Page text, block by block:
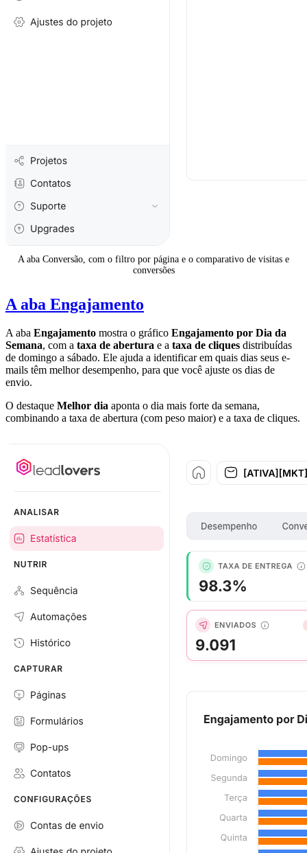
A aba Conversão, com o filtro por página e o comparativo de visitas e
conversões
A aba Engajamento
A aba Engajamento mostra o gráfico Engajamento por Dia da
Semana, com a taxa de abertura e a taxa de cliques distribuídas
de domingo a sábado. Ele ajuda a identificar em quais dias seus e-
mails têm melhor desempenho, para que você ajuste os dias de
envio.
O destaque Melhor dia aponta o dia mais forte da semana,
combinando a taxa de abertura (com peso maior) e a taxa de cliques.